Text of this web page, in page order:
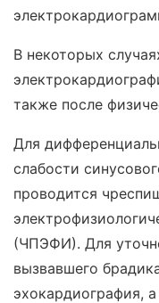
В некоторых
также после
Для
слабости
проводится
(ЧПЭФИ). Для
вызвавшего
эхокардиография,